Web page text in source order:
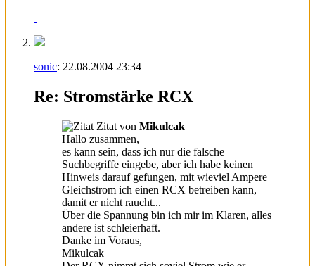
sonic: 22.08.2004 23:34
Re: Stromstärke RCX
Zitat von Mikulcak
Hallo zusammen,
es kann sein, dass ich nur die falsche
Suchbegriffe eingebe, aber ich habe keinen
Hinweis darauf gefungen, mit wieviel Ampere
Gleichstrom ich einen RCX betreiben kann,
damit er nicht raucht...
Über die Spannung bin ich mir im Klaren, alles
andere ist schleierhaft.
Danke im Voraus,
Mikulcak